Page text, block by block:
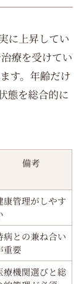
に上昇してい
療を受けてい
す。年齢だけ
態を総合的に
備考
康管理がしやす
病との兼ね合い
重要
療機関選びと総